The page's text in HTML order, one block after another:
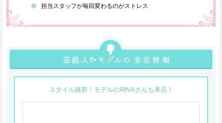
担当スタッフが毎回変わるのがストレス
スタイル抜群！モデルのRINAさんも来店！